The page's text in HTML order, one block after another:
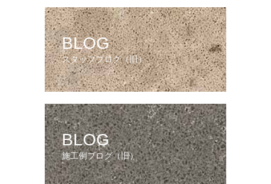
BLOG
スタッフブログ（旧）
BLOG
施工例ブログ（旧）